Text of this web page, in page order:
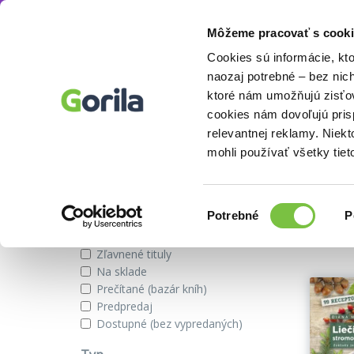
Môžeme pracovať s
Cookies sú informácie,
naozaj potrebné – bez
ktoré nám umožňujú
cookies nám dovoľujú
relevantnej reklamy.
mohli používať všetky
súhlasu
Potrebné
Diana Mozoláková
Knihy od autora Diana
Zobraziť iba
Zľavnené tituly
Na sklade
Prečítané (bazár kníh)
Predpredaj
Dostupné (bez vypredaných)
Našli